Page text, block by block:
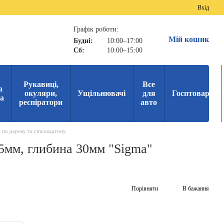
Вхід
Графік роботи:
Будні:
10:00–17:00
Сб:
10:00–15:00
Мій кошик
Рукавиці,
окуляри,
респіратори
Ущільнювачі
Все
для
авто
Госптовари
дереву та гіпсокартону
глибина 30мм "Sigma"
Порівняти В бажання